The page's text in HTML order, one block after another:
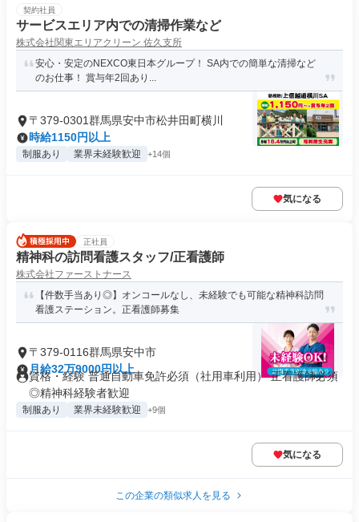
契約社員
サービスエリア内での清掃作業など
株式会社関東エリアクリーン 佐久支所
安心・安定のNEXCO東日本グループ！ SA内での簡単な清掃など
のお仕事！ 賞与年2回あり...
〒379-0301群馬県安中市松井田町横川
時給1150円以上
制服あり 業界未経験歓迎 +14個
気になる
正社員
精神科の訪問看護スタッフ/正看護師
株式会社ファーストナース
【件数手当あり◎】オンコールなし、未経験でも可能な精神科訪問
看護ステーション。正看護師募集
〒379-0116群馬県安中市
月給32万9000円以上
資格・経験 普通自動車免許必須（社用車利用） 正看護師必須
◎精神科経験者歓迎
制服あり 業界未経験歓迎 +9個
気になる
この企業の類似求人を見る